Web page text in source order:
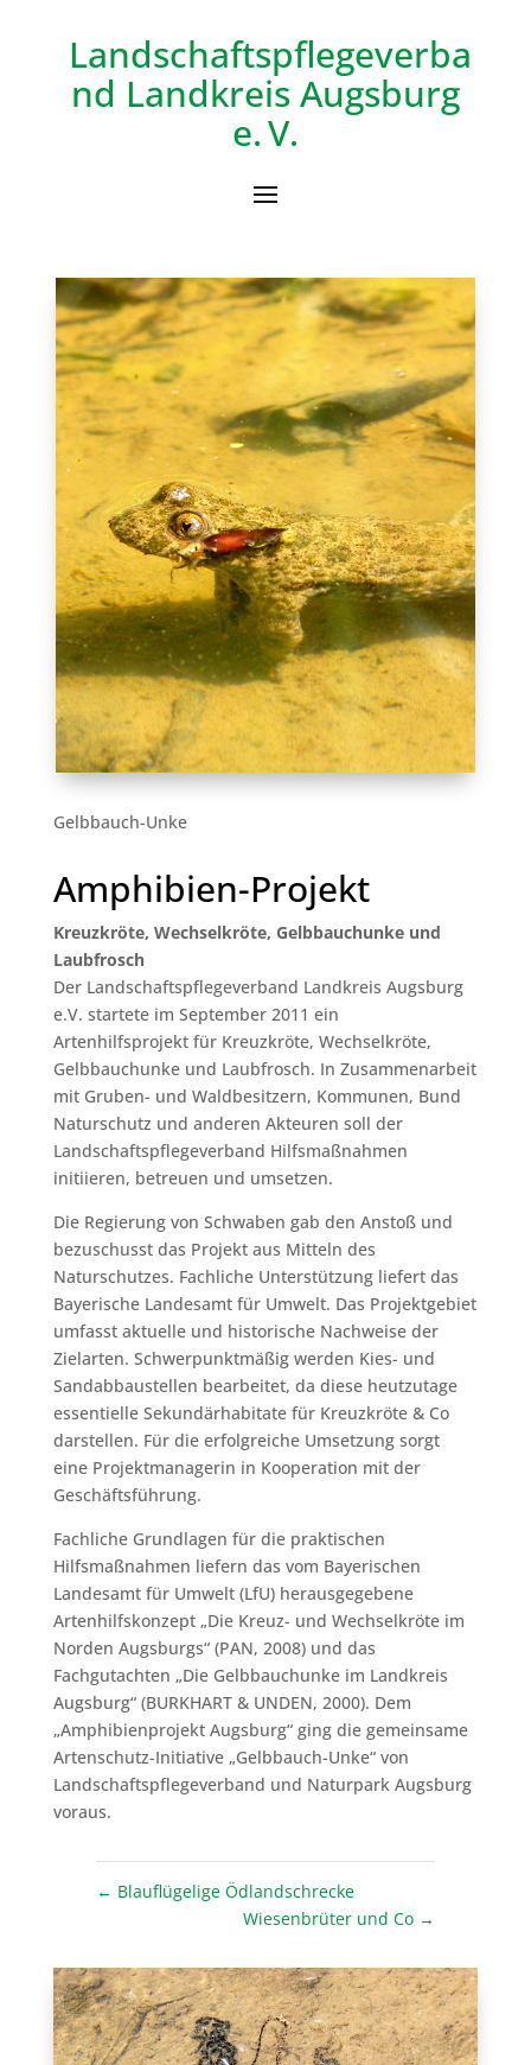
Landschaftspflegeverba
nd Landkreis Augsburg
e. V.
Gelbbauch-Unke
Amphibien-Projekt
Kreuzkröte, Wechselkröte, Gelbbauchunke und
Laubfrosch
Der Landschaftspflegeverband Landkreis Augsburg
e.V. startete im September 2011 ein
Artenhilfsprojekt für Kreuzkröte, Wechselkröte,
Gelbbauchunke und Laubfrosch. In Zusammenarbeit
mit Gruben- und Waldbesitzern, Kommunen, Bund
Naturschutz und anderen Akteuren soll der
Landschaftspflegeverband Hilfsmaßnahmen
initiieren, betreuen und umsetzen.
Die Regierung von Schwaben gab den Anstoß und
bezuschusst das Projekt aus Mitteln des
Naturschutzes. Fachliche Unterstützung liefert das
Bayerische Landesamt für Umwelt. Das Projektgebiet
umfasst aktuelle und historische Nachweise der
Zielarten. Schwerpunktmäßig werden Kies- und
Sandabbaustellen bearbeitet, da diese heutzutage
essentielle Sekundärhabitate für Kreuzkröte & Co
darstellen. Für die erfolgreiche Umsetzung sorgt
eine Projektmanagerin in Kooperation mit der
Geschäftsführung.
Fachliche Grundlagen für die praktischen
Hilfsmaßnahmen liefern das vom Bayerischen
Landesamt für Umwelt (LfU) herausgegebene
Artenhilfskonzept „Die Kreuz- und Wechselkröte im
Norden Augsburgs“ (PAN, 2008) und das
Fachgutachten „Die Gelbbauchunke im Landkreis
Augsburg“ (BURKHART & UNDEN, 2000). Dem
„Amphibienprojekt Augsburg“ ging die gemeinsame
Artenschutz-Initiative „Gelbbauch-Unke“ von
Landschaftspflegeverband und Naturpark Augsburg
voraus.
← Blauflügelige Ödlandschrecke
Wiesenbrüter und Co →